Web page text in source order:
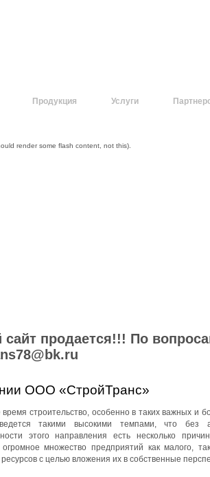
Продукция Услуги
render some flash content, not this).
продается!!! По
ООО «СтройТранс»
строительство, особенно в таких важных и
ведется такими высокими темпами, что без
этого направления есть несколько
огромное множество предприятий как малого,
с целью вложения их в собственные